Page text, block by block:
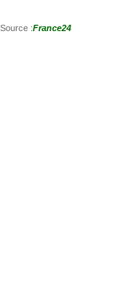
Source :France24